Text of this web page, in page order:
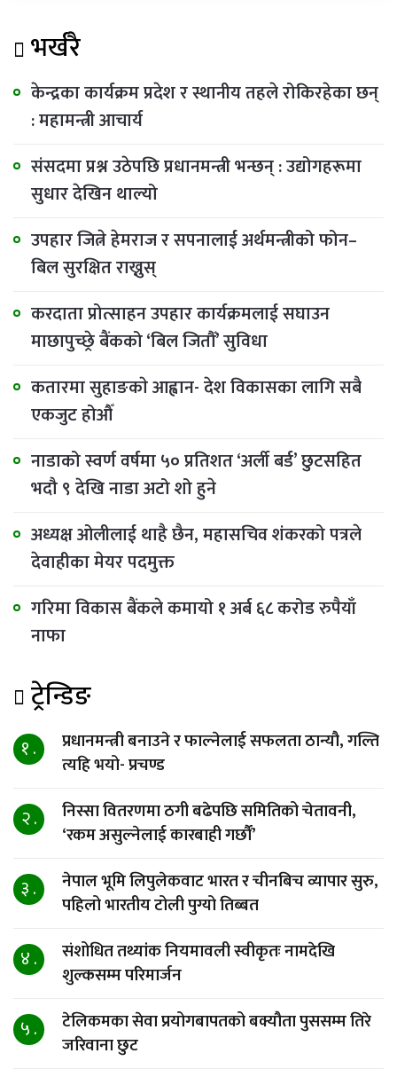
भर्खरै
केन्द्रका कार्यक्रम प्रदेश र स्थानीय तहले रोकिरहेका छन्
: महामन्त्री आचार्य
संसदमा प्रश्न उठेपछि प्रधानमन्त्री भन्छन् : उद्योगहरूमा
सुधार देखिन थाल्यो
उपहार जित्ने हेमराज र सपनालाई अर्थमन्त्रीको फोन–
बिल सुरक्षित राख्नुस्
करदाता प्रोत्साहन उपहार कार्यक्रमलाई सघाउन
माछापुच्छ्रे बैंकको ‘बिल जितौँ’ सुविधा
कतारमा सुहाङकाे आह्वान- देश विकासका लागि सबै
एकजुट होऔँ
नाडाको स्वर्ण वर्षमा ५० प्रतिशत ‘अर्ली बर्ड’ छुटसहित
भदौ ९ देखि नाडा अटो शो हुने
अध्यक्ष ओलीलाई थाहै छैन, महासचिव शंकरको पत्रले
देवाहीका मेयर पदमुक्त
गरिमा विकास बैंकले कमायो १ अर्ब ६८ करोड रुपैयाँ
नाफा
ट्रेन्डिङ
१ .
प्रधानमन्त्री बनाउने र फाल्नेलाई सफलता ठान्यौ, गल्ति
त्यहि भयो- प्रचण्ड
२ .
निस्सा वितरणमा ठगी बढेपछि समितिको चेतावनी,
‘रकम असुल्नेलाई कारबाही गर्छाैं’
३ .
नेपाल भूमि लिपुलेकवाट भारत र चीनबिच व्यापार सुरु,
पहिलो भारतीय टोली पुग्यो तिब्बत
४ .
संशोधित तथ्यांक नियमावली स्वीकृतः नामदेखि
शुल्कसम्म परिमार्जन
५ .
टेलिकमका सेवा प्रयोगबापतको बक्यौता पुससम्म तिरे
जरिवाना छुट